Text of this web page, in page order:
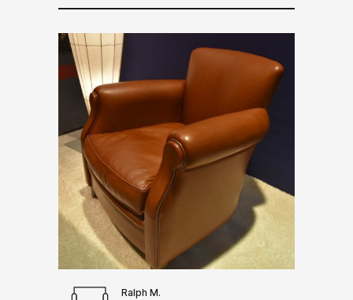
Ralph M.